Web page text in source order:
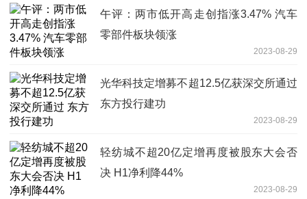
午评：两市低开高走创指涨3.47% 汽车
零部件板块领涨
2023-08-29
光华科技定增募不超12.5亿获深交所通过
东方投行建功
2023-08-29
轻纺城不超20亿定增再度被股东大会否
决 H1净利降44%
2023-08-29